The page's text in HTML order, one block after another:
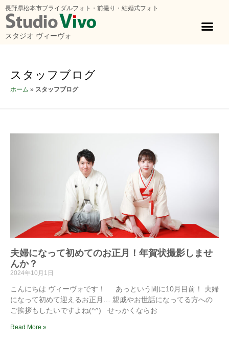
長野県松本市ブライダルフォト・前撮り・結婚式フォト
スタジオ ヴィーヴォ
スタッフブログ
ホーム » スタッフブログ
夫婦になって初めてのお正月！年賀状撮影しませ
んか？
2024年10月1日
こんにちは ヴィーヴォです！ あっという間に10月目前！ 夫婦
になって初めて迎えるお正月… 親戚やお世話になってる方への
ご挨拶もしたいですよね(^^) せっかくならお
Read More »